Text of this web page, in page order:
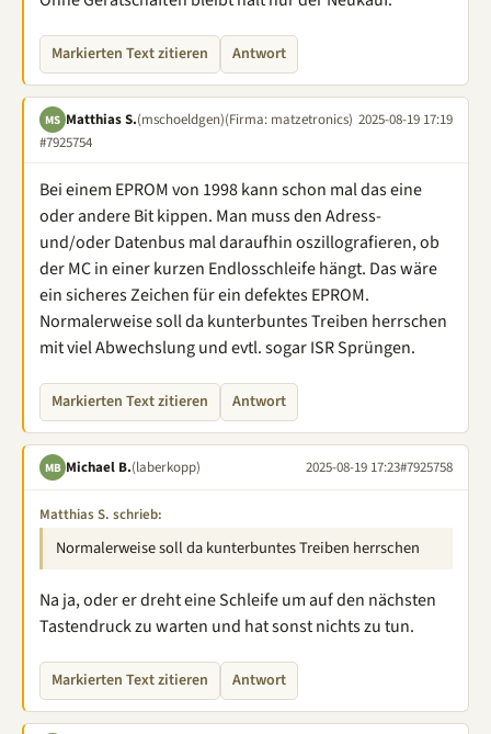
Markierten Text zitieren Antwort
MS Matthias S.(mschoeldgen)(Firma: matzetronics) 2025-08-19 17:19
#7925754
Bei einem EPROM von 1998 kann schon mal das eine
oder andere Bit kippen. Man muss den Adress-
und/oder Datenbus mal daraufhin oszillografieren, ob
der MC in einer kurzen Endlosschleife hängt. Das wäre
ein sicheres Zeichen für ein defektes EPROM.
Normalerweise soll da kunterbuntes Treiben herrschen
mit viel Abwechslung und evtl. sogar ISR Sprüngen.
Markierten Text zitieren Antwort
MB Michael B.(laberkopp) 2025-08-19 17:23#7925758
Matthias S. schrieb:
Normalerweise soll da kunterbuntes Treiben herrschen
Na ja, oder er dreht eine Schleife um auf den nächsten
Tastendruck zu warten und hat sonst nichts zu tun.
Markierten Text zitieren Antwort